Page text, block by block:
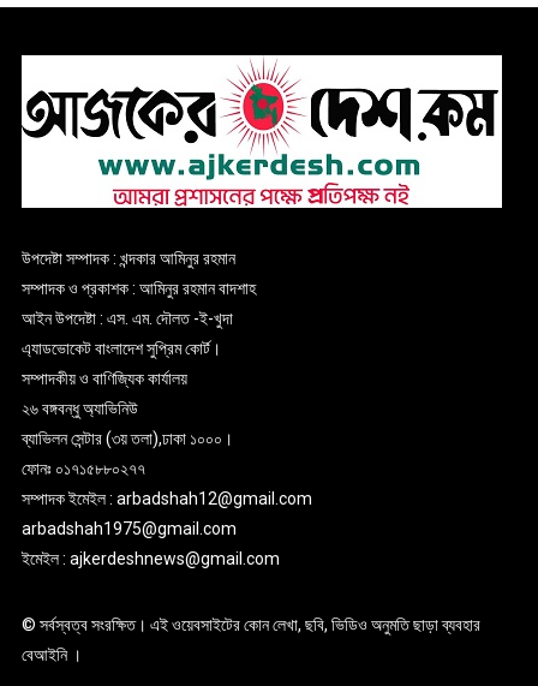
উপদেষ্টা সম্পাদক : খন্দকার আমিনুর রহমান
সম্পাদক ও প্রকাশক : আমিনুর রহমান বাদশাহ
আইন উপদেষ্টা : এস. এম. দৌলত -ই-খুদা
এ্যাডভোকেট বাংলাদেশ সুপ্রিম কোর্ট।
সম্পাদকীয় ও বাণিজ্যিক কার্যালয়
২৬ বঙ্গবন্ধু অ্যাভিনিউ
ব্যাভিলন সেন্টার (৩য় তলা),ঢাকা ১০০০।
ফোনঃ ০১৭১৫৮৮০২৭৭
সম্পাদক ইমেইল : arbadshah12@gmail.com
arbadshah1975@gmail.com
ইমেইল : ajkerdeshnews@gmail.com
© সর্বস্বত্ব সংরক্ষিত। এই ওয়েবসাইটের কোন লেখা, ছবি, ভিডিও অনুমতি ছাড়া ব্যবহার
বেআইনি ।